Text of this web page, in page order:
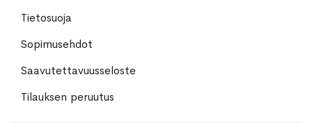
Tietosuoja
Sopimusehdot
Saavutettavuusseloste
Tilauksen peruutus